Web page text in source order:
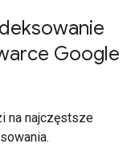
Google
na najczęstsze